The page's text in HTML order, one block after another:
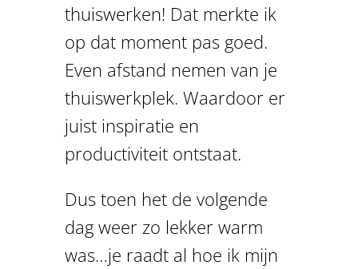
thuiswerken! Dat merkte ik
op dat moment pas goed.
Even afstand nemen van je
thuiswerkplek. Waardoor er
juist inspiratie en
productiviteit ontstaat.
Dus toen het de volgende
dag weer zo lekker warm
was…je raadt al hoe ik mijn